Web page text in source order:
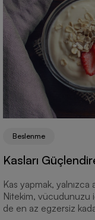
Beslenme
Kasları
Kas yapmak, yalnızca
Nitekim, vücudunuzu
de en az egzersiz